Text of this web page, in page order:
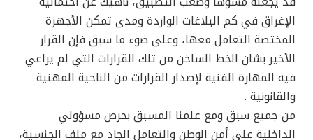
الإغراق في كم البلاغات الواردة ومدى تمكن الأجهزة
المختصة التعامل معها، وعلى ضوء ما سبق فإن القرار
الأخير بشان الخط الساخن من تلك القرارات التي لم يراعي
فيه المهارة الفنية لإصدار القرارات من الناحية المهنية
والقانونية .
من جميع سبق ومع علمنا المسبق بحرص مسؤولي
الداخلية على أمن الوطن والتعامل الجاد مع ملف الجنسية،